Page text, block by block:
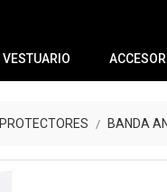
VESTUARIO
PROTECTORES BANDA